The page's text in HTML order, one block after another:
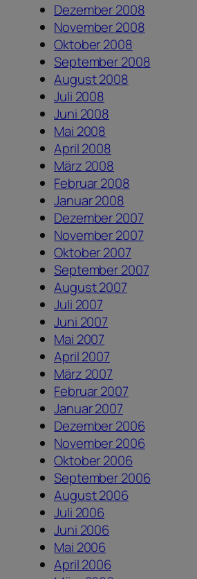
Dezember 2008
November 2008
Oktober 2008
September 2008
August 2008
Juli 2008
Juni 2008
Mai 2008
April 2008
März 2008
Februar 2008
Januar 2008
Dezember 2007
November 2007
Oktober 2007
September 2007
August 2007
Juli 2007
Juni 2007
Mai 2007
April 2007
März 2007
Februar 2007
Januar 2007
Dezember 2006
November 2006
Oktober 2006
September 2006
August 2006
Juli 2006
Juni 2006
Mai 2006
April 2006